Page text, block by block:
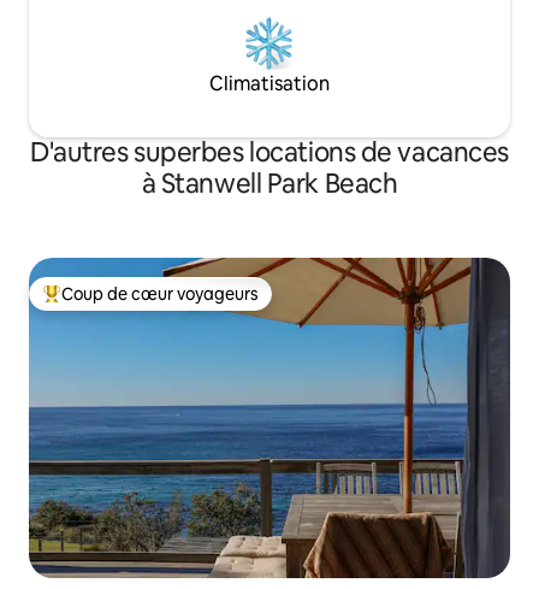
Climatisation
D'autres superbes locations de vacances
à Stanwell Park Beach
Coup de cœur voyageurs parmi les plus aimés
Coup de cœur voyageurs